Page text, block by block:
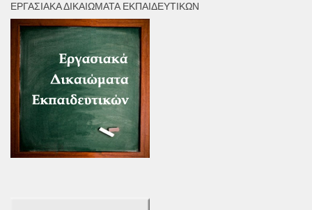
ΕΡΓΑΣΙΑΚΆ ΔΙΚΑΙΏΜΑΤΑ ΕΚΠΑΙΔΕΥΤΙΚΏΝ